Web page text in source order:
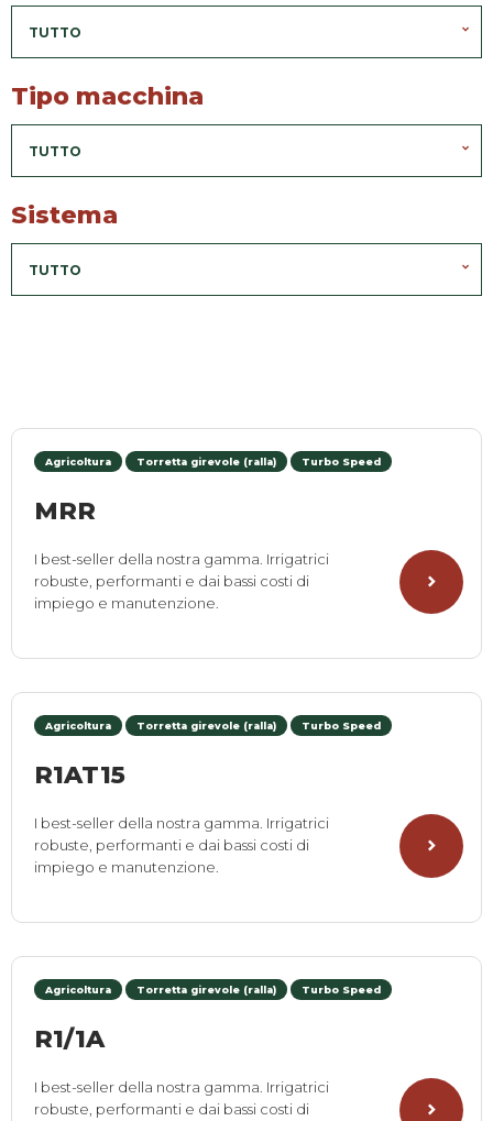
TUTTO
Tipo macchina
TUTTO
Sistema
TUTTO
Agricoltura Torretta girevole (ralla) Turbo Speed
MRR
I best-seller della nostra gamma. Irrigatrici
robuste, performanti e dai bassi costi di
impiego e manutenzione.
Agricoltura Torretta girevole (ralla) Turbo Speed
R1AT15
I best-seller della nostra gamma. Irrigatrici
robuste, performanti e dai bassi costi di
impiego e manutenzione.
Agricoltura Torretta girevole (ralla) Turbo Speed
R1/1A
I best-seller della nostra gamma. Irrigatrici
robuste, performanti e dai bassi costi di